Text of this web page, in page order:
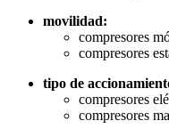
movilidad:
compresores
compresores
tipo de
compresores
compresores